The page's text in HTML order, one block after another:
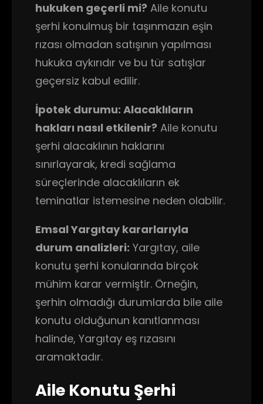
hukuken geçerli mi? Aile konutu
şerhi konulmuş bir taşınmazın eşin
rızası olmadan satışının yapılması
hukuka aykırıdır ve bu tür satışlar
geçersiz kabul edilir.
İpotek durumu: Alacaklıların
hakları nasıl etkilenir? Aile konutu
şerhi alacaklının haklarını
sınırlayarak, kredi sağlama
süreçlerinde alacaklıların ek
teminatlar istemesine neden olabilir.
Emsal Yargıtay kararlarıyla
durum analizleri: Yargıtay, aile
konutu şerhi konularında birçok
mühim karar vermiştir. Örneğin,
şerhin olmadığı durumlarda bile aile
konutu olduğunun kanıtlanması
halinde, Yargıtay eş rızasını
aramaktadır.
Aile Konutu Şerhi